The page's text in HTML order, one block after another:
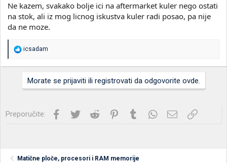
Ne kazem, svakako bolje ici na aftermarket kuler nego ostati
na stok, ali iz mog licnog iskustva kuler radi posao, pa nije
da ne moze.
R
a
v
j
icsadam
Morate se prijaviti ili registrovati da odgovorite ovde.
Preporučite: Facebook
Twitter Reddit PinterestTumblrWhatsApp
Imejl Link
Matične ploče, procesori i RAM memorije